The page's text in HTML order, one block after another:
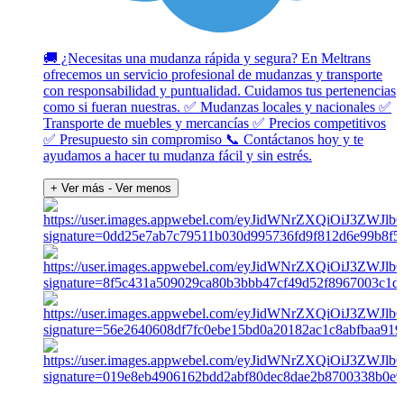
🚚 ¿Necesitas una mudanza rápida y segura? En Meltrans
ofrecemos un servicio profesional de mudanzas y transporte
con responsabilidad y puntualidad. Cuidamos tus pertenencias
como si fueran nuestras. ✅ Mudanzas locales y nacionales ✅
Transporte de muebles y mercancías ✅ Precios competitivos
✅ Presupuesto sin compromiso 📞 Contáctanos hoy y te
ayudamos a hacer tu mudanza fácil y sin estrés.
+ Ver más - Ver menos